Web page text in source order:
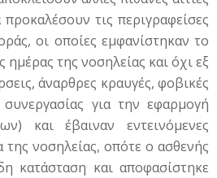
τις περιγραφείσες
οι οποίες εμφανίστηκαν το
ημέρας της νοσηλείας και όχι εξ
άναρθρες κραυγές, φοβικές
συνεργασίας για την εφαρμογή
και έβαιναν εντεινόμενες
της νοσηλείας, οπότε ο ασθενής
κατάσταση και αποφασίστηκε